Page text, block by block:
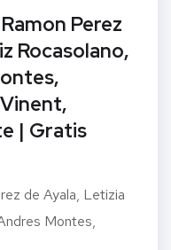
Perez
Rocasolano,
| Gratis
de Ayala, Letizia
Montes,